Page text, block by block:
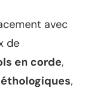
avec
de
en corde,
,